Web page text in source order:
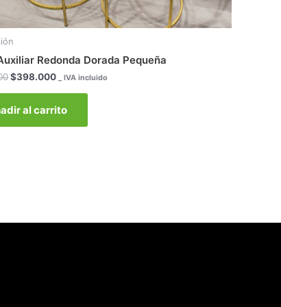
Redonda Dorada Pequeña
$398.000 _ IVA incluido
al carrito